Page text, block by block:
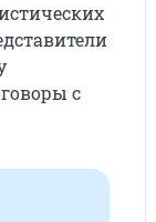
с